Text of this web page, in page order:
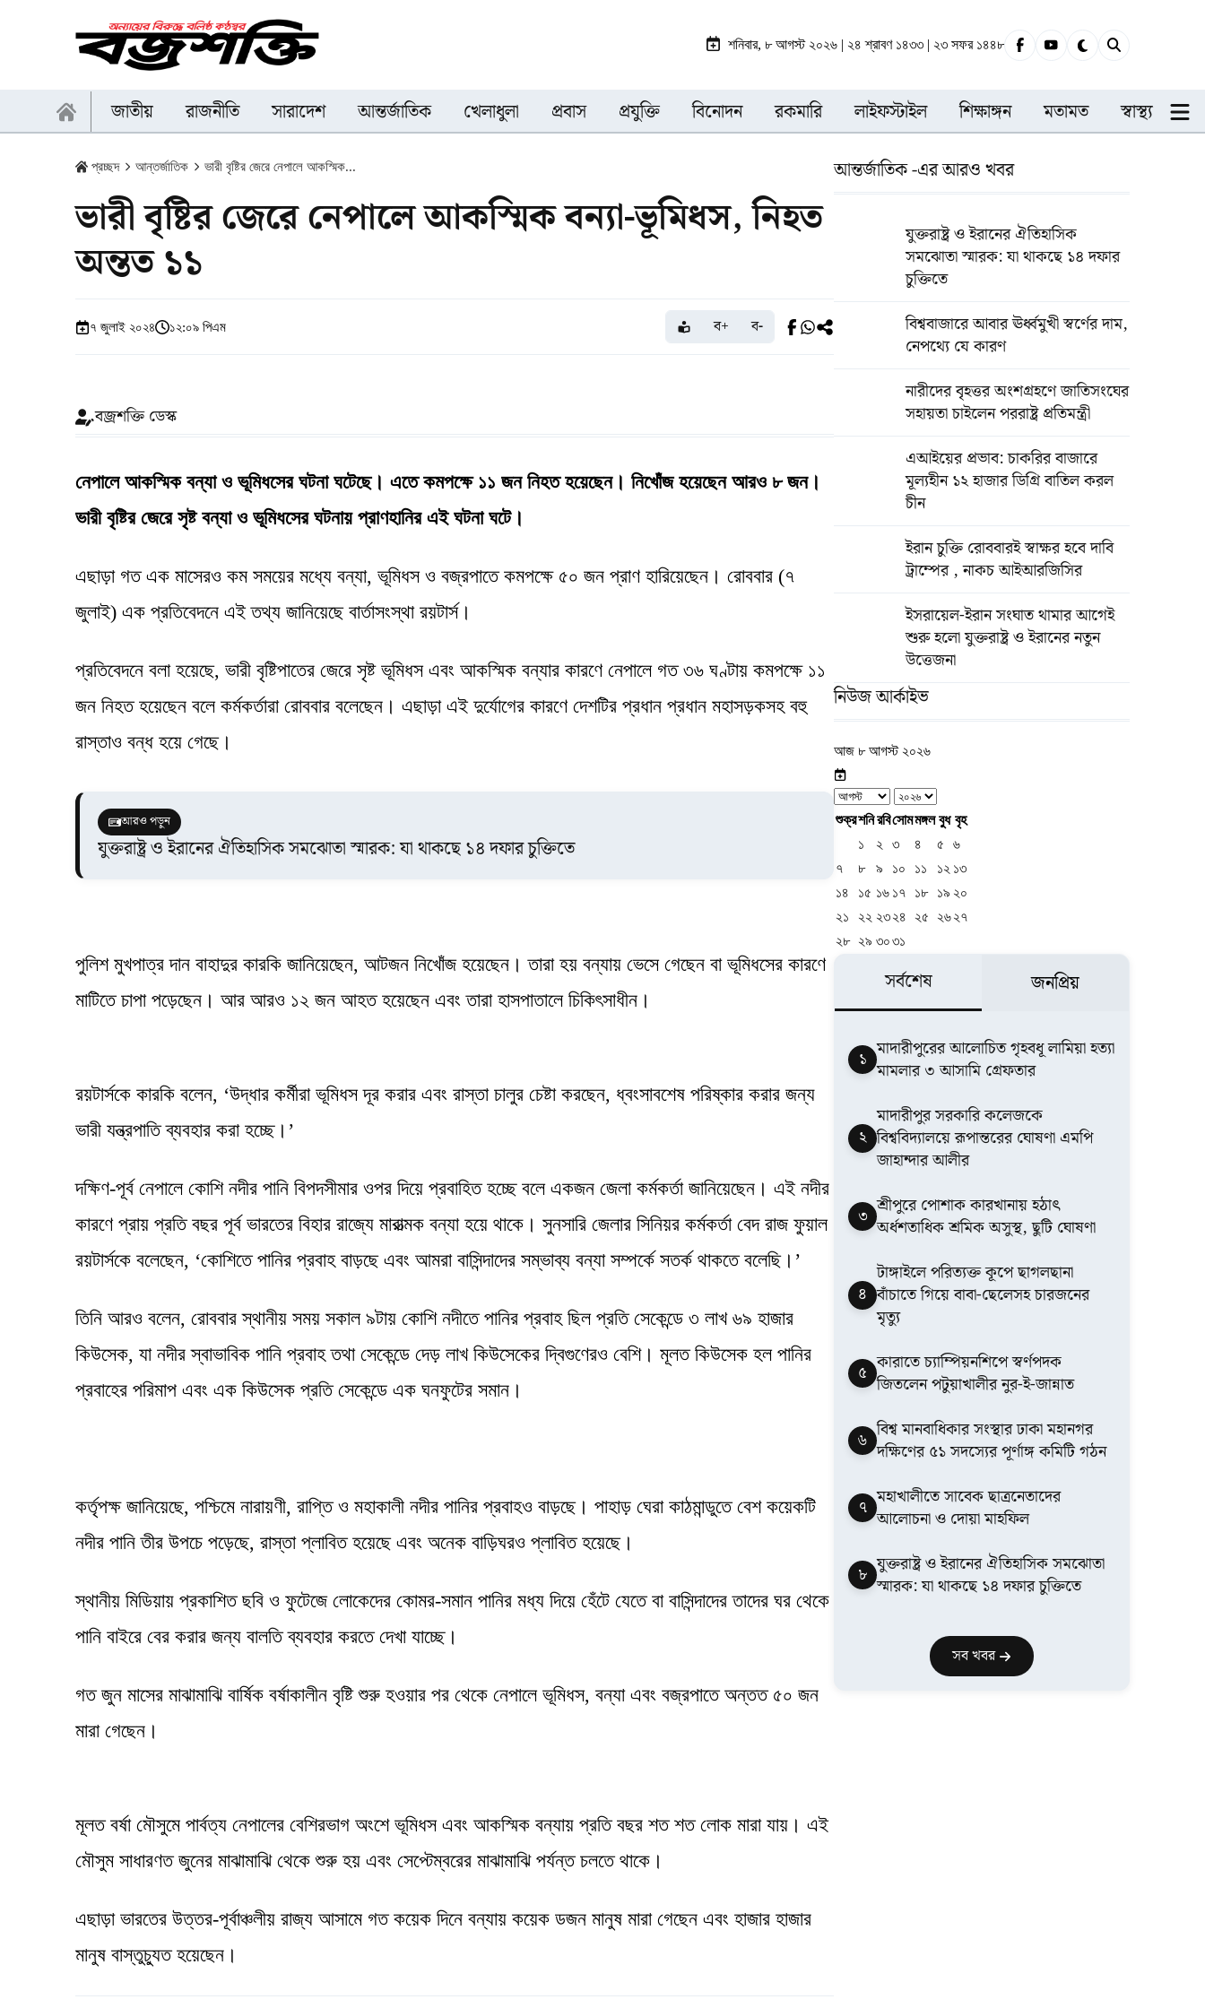
শনিবার, ৮ আগস্ট ২০২৬ | ২৪ শ্রাবণ ১৪৩৩ | ২৩ সফর ১৪৪৮
জাতীয় রাজনীতি সারাদেশ আন্তর্জাতিক খেলাধুলা প্রবাস প্রযুক্তি বিনোদন রকমারি লাইফস্টাইল শিক্ষাঙ্গন মতামত স্বাস্থ্য
প্রচ্ছদ আন্তর্জাতিক ভারী বৃষ্টির জেরে নেপালে আকস্মিক...
ভারী বৃষ্টির জেরে নেপালে আকস্মিক বন্যা-ভূমিধস, নিহত
অন্তত ১১
৭ জুলাই ২০২৪ ১২:০৯ পিএম ব+ ব-
বজ্রশক্তি ডেস্ক
নেপালে আকস্মিক বন্যা ও ভূমিধসের ঘটনা ঘটেছে। এতে কমপক্ষে ১১ জন নিহত হয়েছেন। নিখোঁজ হয়েছেন আরও ৮ জন।
ভারী বৃষ্টির জেরে সৃষ্ট বন্যা ও ভূমিধসের ঘটনায় প্রাণহানির এই ঘটনা ঘটে।
এছাড়া গত এক মাসেরও কম সময়ের মধ্যে বন্যা, ভূমিধস ও বজ্রপাতে কমপক্ষে ৫০ জন প্রাণ হারিয়েছেন। রোববার (৭
জুলাই) এক প্রতিবেদনে এই তথ্য জানিয়েছে বার্তাসংস্থা রয়টার্স।
প্রতিবেদনে বলা হয়েছে, ভারী বৃষ্টিপাতের জেরে সৃষ্ট ভূমিধস এবং আকস্মিক বন্যার কারণে নেপালে গত ৩৬ ঘণ্টায় কমপক্ষে ১১
জন নিহত হয়েছেন বলে কর্মকর্তারা রোববার বলেছেন। এছাড়া এই দুর্যোগের কারণে দেশটির প্রধান প্রধান মহাসড়কসহ বহু
রাস্তাও বন্ধ হয়ে গেছে।
আরও পড়ুন
যুক্তরাষ্ট্র ও ইরানের ঐতিহাসিক সমঝোতা স্মারক: যা থাকছে ১৪ দফার চুক্তিতে
পুলিশ মুখপাত্র দান বাহাদুর কারকি জানিয়েছেন, আটজন নিখোঁজ হয়েছেন। তারা হয় বন্যায় ভেসে গেছেন বা ভূমিধসের কারণে
মাটিতে চাপা পড়েছেন। আর আরও ১২ জন আহত হয়েছেন এবং তারা হাসপাতালে চিকিৎসাধীন।
রয়টার্সকে কারকি বলেন, ‘উদ্ধার কর্মীরা ভূমিধস দূর করার এবং রাস্তা চালুর চেষ্টা করছেন, ধ্বংসাবশেষ পরিষ্কার করার জন্য
ভারী যন্ত্রপাতি ব্যবহার করা হচ্ছে।’
দক্ষিণ-পূর্ব নেপালে কোশি নদীর পানি বিপদসীমার ওপর দিয়ে প্রবাহিত হচ্ছে বলে একজন জেলা কর্মকর্তা জানিয়েছেন। এই নদীর
কারণে প্রায় প্রতি বছর পূর্ব ভারতের বিহার রাজ্যে মারাত্মক বন্যা হয়ে থাকে। সুনসারি জেলার সিনিয়র কর্মকর্তা বেদ রাজ ফুয়াল
রয়টার্সকে বলেছেন, ‘কোশিতে পানির প্রবাহ বাড়ছে এবং আমরা বাসিন্দাদের সম্ভাব্য বন্যা সম্পর্কে সতর্ক থাকতে বলেছি।’
তিনি আরও বলেন, রোববার স্থানীয় সময় সকাল ৯টায় কোশি নদীতে পানির প্রবাহ ছিল প্রতি সেকেন্ডে ৩ লাখ ৬৯ হাজার
কিউসেক, যা নদীর স্বাভাবিক পানি প্রবাহ তথা সেকেন্ডে দেড় লাখ কিউসেকের দ্বিগুণেরও বেশি। মূলত কিউসেক হল পানির
প্রবাহের পরিমাপ এবং এক কিউসেক প্রতি সেকেন্ডে এক ঘনফুটের সমান।
কর্তৃপক্ষ জানিয়েছে, পশ্চিমে নারায়ণী, রাপ্তি ও মহাকালী নদীর পানির প্রবাহও বাড়ছে। পাহাড় ঘেরা কাঠমান্ডুতে বেশ কয়েকটি
নদীর পানি তীর উপচে পড়েছে, রাস্তা প্লাবিত হয়েছে এবং অনেক বাড়িঘরও প্লাবিত হয়েছে।
স্থানীয় মিডিয়ায় প্রকাশিত ছবি ও ফুটেজে লোকেদের কোমর-সমান পানির মধ্য দিয়ে হেঁটে যেতে বা বাসিন্দাদের তাদের ঘর থেকে
পানি বাইরে বের করার জন্য বালতি ব্যবহার করতে দেখা যাচ্ছে।
গত জুন মাসের মাঝামাঝি বার্ষিক বর্ষাকালীন বৃষ্টি শুরু হওয়ার পর থেকে নেপালে ভূমিধস, বন্যা এবং বজ্রপাতে অন্তত ৫০ জন
মারা গেছেন।
মূলত বর্ষা মৌসুমে পার্বত্য নেপালের বেশিরভাগ অংশে ভূমিধস এবং আকস্মিক বন্যায় প্রতি বছর শত শত লোক মারা যায়। এই
মৌসুম সাধারণত জুনের মাঝামাঝি থেকে শুরু হয় এবং সেপ্টেম্বরের মাঝামাঝি পর্যন্ত চলতে থাকে।
এছাড়া ভারতের উত্তর-পূর্বাঞ্চলীয় রাজ্য আসামে গত কয়েক দিনে বন্যায় কয়েক ডজন মানুষ মারা গেছেন এবং হাজার হাজার
মানুষ বাস্তুচ্যুত হয়েছেন।
আন্তর্জাতিক -এর আরও খবর
যুক্তরাষ্ট্র ও ইরানের ঐতিহাসিক
সমঝোতা স্মারক: যা থাকছে ১৪ দফার
চুক্তিতে
বিশ্ববাজারে আবার ঊর্ধ্বমুখী স্বর্ণের দাম,
নেপথ্যে যে কারণ
নারীদের বৃহত্তর অংশগ্রহণে জাতিসংঘের
সহায়তা চাইলেন পররাষ্ট্র প্রতিমন্ত্রী
এআইয়ের প্রভাব: চাকরির বাজারে
মূল্যহীন ১২ হাজার ডিগ্রি বাতিল করল
চীন
ইরান চুক্তি রোববারই স্বাক্ষর হবে দাবি
ট্রাম্পের , নাকচ আইআরজিসির
ইসরায়েল-ইরান সংঘাত থামার আগেই
শুরু হলো যুক্তরাষ্ট্র ও ইরানের নতুন
উত্তেজনা
নিউজ আর্কাইভ
আজ ৮ আগস্ট ২০২৬
শুক্রশনিরবিসোমমঙ্গল বুধ বৃহ
১
২ ৩ ৪ ৫
৬
৭
৮ ৯ ১০ ১১ ১২ ১৩
১৪
১৫ ১৬ ১৭ ১৮ ১৯ ২০
২১
২২ ২৩২৪ ২৫ ২৬২৭
২৮ ২৯ ৩০৩১
সর্বশেষ জনপ্রিয়
১ মাদারীপুরের আলোচিত গৃহবধূ লামিয়া হত্যা
মামলার ৩ আসামি গ্রেফতার
২
মাদারীপুর সরকারি কলেজকে
বিশ্ববিদ্যালয়ে রূপান্তরের ঘোষণা এমপি
জাহান্দার আলীর
৩ শ্রীপুরে পোশাক কারখানায় হঠাৎ
অর্ধশতাধিক শ্রমিক অসুস্থ, ছুটি ঘোষণা
৪
টাঙ্গাইলে পরিত্যক্ত কূপে ছাগলছানা
বাঁচাতে গিয়ে বাবা-ছেলেসহ চারজনের
মৃত্যু
৫ কারাতে চ্যাম্পিয়নশিপে স্বর্ণপদক
জিতলেন পটুয়াখালীর নুর-ই-জান্নাত
৬ বিশ্ব মানবাধিকার সংস্থার ঢাকা মহানগর
দক্ষিণের ৫১ সদস্যের পূর্ণাঙ্গ কমিটি গঠন
৭ মহাখালীতে সাবেক ছাত্রনেতাদের
আলোচনা ও দোয়া মাহফিল
৮ যুক্তরাষ্ট্র ও ইরানের ঐতিহাসিক সমঝোতা
স্মারক: যা থাকছে ১৪ দফার চুক্তিতে
সব খবর